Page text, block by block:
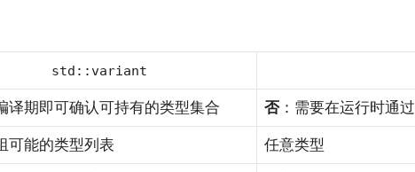
std::variant
译期即可确认可持有的类型集合 否：需要在运行时通过
可能的类型列表 任意类型